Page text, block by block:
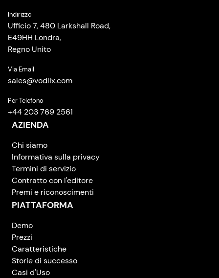
Indirizzo
Ufficio 7, 480 Larkshall Road,
E49HH Londra,
Regno Unito
Via Email
sales@vodlix.com
Per Telefono
+44 203 769 2561
AZIENDA
Chi siamo
Informativa sulla privacy
Termini di servizio
Contratto con l'editore
Premi e riconoscimenti
PIATTAFORMA
Demo
Prezzi
Caratteristiche
Storie di successo
Casi d'Uso